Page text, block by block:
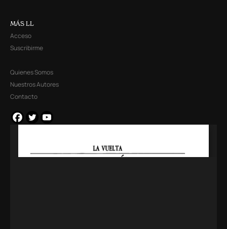
MÁS LL
Acceso
Suscribirme
Quienes Somos
Nuestros Autores
Contacto